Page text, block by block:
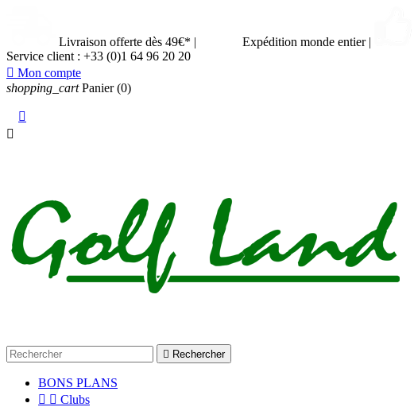
Livraison offerte dès 49€* | Expédition monde entier |
Service client : +33 (0)1 64 96 20 20
 Mon compte
shopping_cart Panier (0)


 Rechercher
BONS PLANS
  Clubs